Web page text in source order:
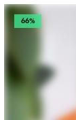
66%